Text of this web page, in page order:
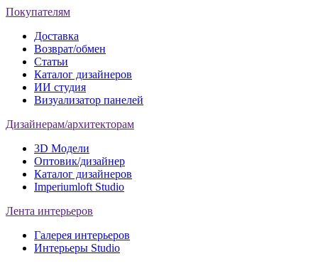
Покупателям
Доставка
Возврат/обмен
Статьи
Каталог дизайнеров
ИИ студия
Визуализатор панелей
Дизайнерам/архитекторам
3D Модели
Оптовик/дизайнер
Каталог дизайнеров
Imperiumloft Studio
Лента интерьеров
Галерея интерьеров
Интерьеры Studio